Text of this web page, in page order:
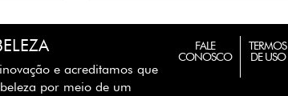
e acreditamos que
por meio de um
FALE
CONOSCO
TERMOS
DE USO